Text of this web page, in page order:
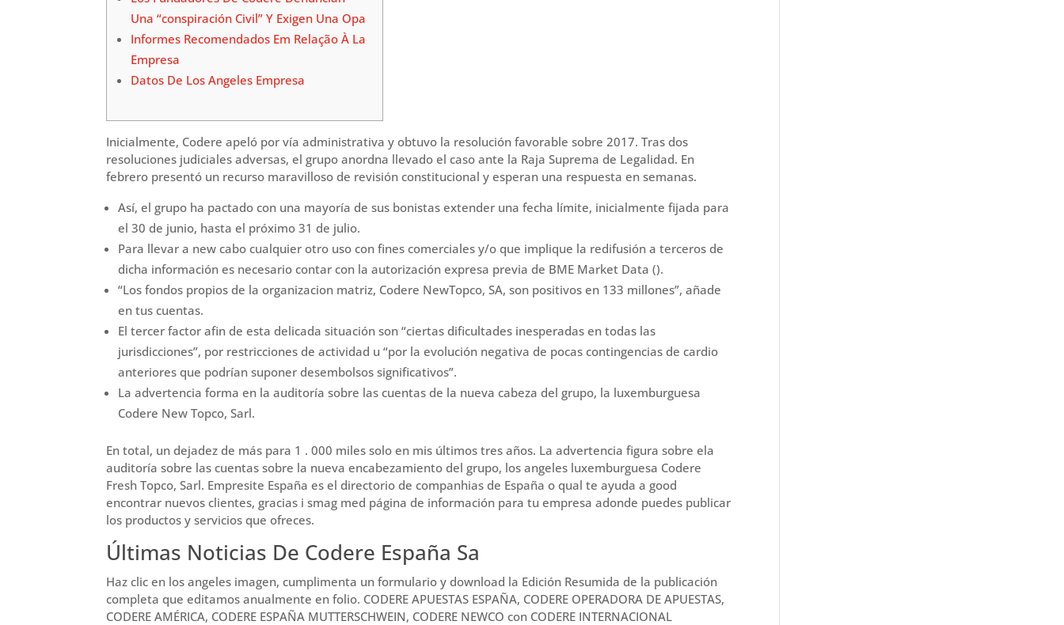
Una “conspiración Civil” Y Exigen Una Opa
Informes Recomendados Em Relação À La
Empresa
Datos De Los Angeles Empresa
Inicialmente, Codere apeló por vía administrativa y obtuvo la resolución favorable sobre 2017. Tras dos
resoluciones judiciales adversas, el grupo anordna llevado el caso ante la Raja Suprema de Legalidad. En
febrero presentó un recurso maravilloso de revisión constitucional y esperan una respuesta en semanas.
Así, el grupo ha pactado con una mayoría de sus bonistas extender una fecha límite, inicialmente fijada para
el 30 de junio, hasta el próximo 31 de julio.
Para llevar a new cabo cualquier otro uso con fines comerciales y/o que implique la redifusión a terceros de
dicha información es necesario contar con la autorización expresa previa de BME Market Data ().
“Los fondos propios de la organizacion matriz, Codere NewTopco, SA, son positivos en 133 millones”, añade
en tus cuentas.
El tercer factor afin de esta delicada situación son “ciertas dificultades inesperadas en todas las
jurisdicciones”, por restricciones de actividad u “por la evolución negativa de pocas contingencias de cardio
anteriores que podrían suponer desembolsos significativos”.
La advertencia forma en la auditoría sobre las cuentas de la nueva cabeza del grupo, la luxemburguesa
Codere New Topco, Sarl.
En total, un dejadez de más para 1 . 000 miles solo en mis últimos tres años. La advertencia figura sobre ela
auditoría sobre las cuentas sobre la nueva encabezamiento del grupo, los angeles luxemburguesa Codere
Fresh Topco, Sarl. Empresite España es el directorio de companhias de España o qual te ayuda a good
encontrar nuevos clientes, gracias i smag med página de información para tu empresa adonde puedes publicar
los productos y servicios que ofreces.
Últimas Noticias De Codere España Sa
Haz clic en los angeles imagen, cumplimenta un formulario y download la Edición Resumida de la publicación
completa que editamos anualmente en folio. CODERE APUESTAS ESPAÑA, CODERE OPERADORA DE APUESTAS,
CODERE AMÉRICA, CODERE ESPAÑA MUTTERSCHWEIN, CODERE NEWCO con CODERE INTERNACIONAL